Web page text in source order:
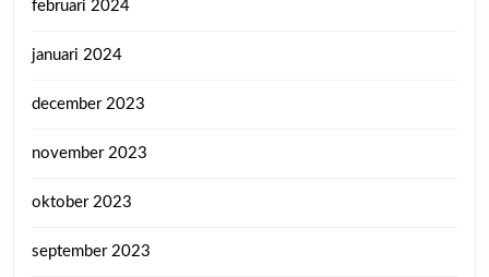
februari 2024
januari 2024
december 2023
november 2023
oktober 2023
september 2023